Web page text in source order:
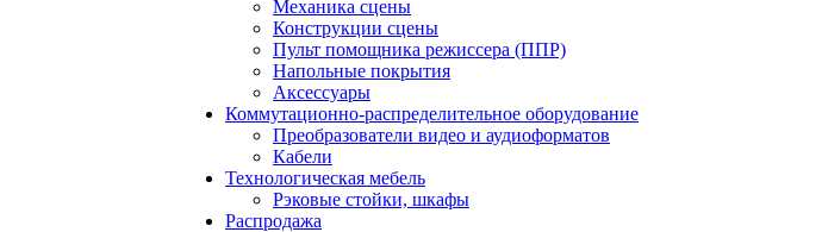
Механика сцены
Конструкции сцены
Пульт помощника режиссера (ППР)
Напольные покрытия
Аксессуары
Коммутационно-распределительное оборудование
Преобразователи видео и аудиоформатов
Кабели
Технологическая мебель
Рэковые стойки, шкафы
Распродажа